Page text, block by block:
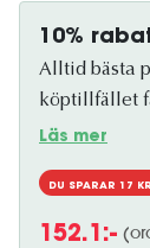
10%
Alltid bästa
köptillfället
Läs mer
DU SPARAR 17
152.1 :-